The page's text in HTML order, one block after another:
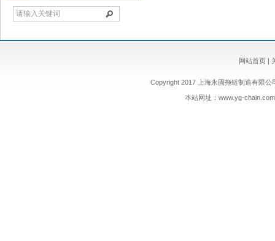
网站首页|
Copyright 2017 上海永固拖链制造有限
本站网址： www.yg-chain.com